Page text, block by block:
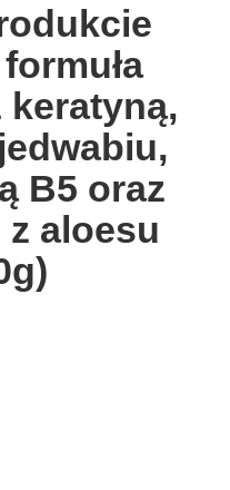
keratyną,
B5 oraz
aloesu